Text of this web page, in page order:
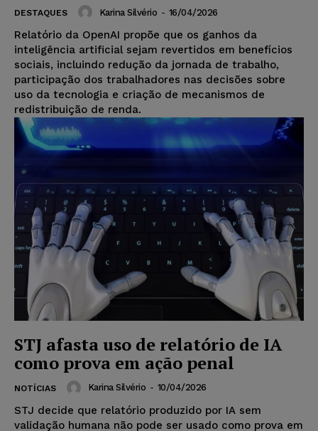
DESTAQUES Karina Silvério - 16/04/2026
Relatório da OpenAI propõe que os ganhos da
inteligência artificial sejam revertidos em benefícios
sociais, incluindo redução da jornada de trabalho,
participação dos trabalhadores nas decisões sobre
uso da tecnologia e criação de mecanismos de
redistribuição de renda.
STJ afasta uso de relatório de IA
como prova em ação penal
NOTÍCIAS Karina Silvério - 10/04/2026
STJ decide que relatório produzido por IA sem
validação humana não pode ser usado como prova em